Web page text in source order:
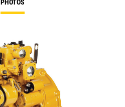
PHOTOS